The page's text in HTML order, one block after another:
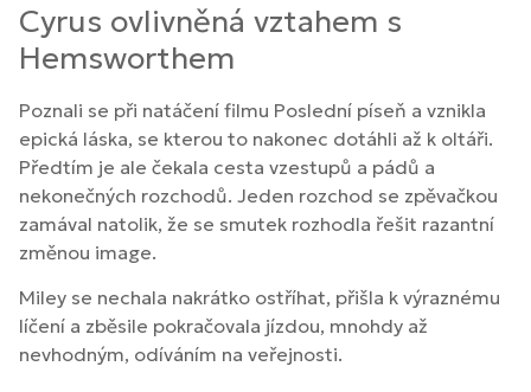
Cyrus ovlivněná vztahem s
Hemsworthem
Poznali se při natáčení filmu Poslední píseň a vznikla
epická láska, se kterou to nakonec dotáhli až k oltáři.
Předtím je ale čekala cesta vzestupů a pádů a
nekonečných rozchodů. Jeden rozchod se zpěvačkou
zamával natolik, že se smutek rozhodla řešit razantní
změnou image.
Miley se nechala nakrátko ostříhat, přišla k výraznému
líčení a zběsile pokračovala jízdou, mnohdy až
nevhodným, odíváním na veřejnosti.